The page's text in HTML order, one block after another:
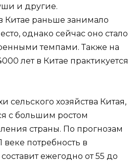
и другие.
Китае раньше занимало
однако сейчас оно стало
темпами. Также на
лет в Китае практикуется
сельского хозяйства Китая,
с большим ростом
страны. По прогнозам
веке потребность в
ежегодно от 55 до